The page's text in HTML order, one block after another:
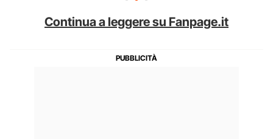
Continua a leggere su Fanpage.it